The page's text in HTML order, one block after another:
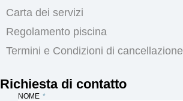
Carta dei servizi
Regolamento piscina
Termini e Condizioni di cancellazione
Richiesta di contatto
NOME